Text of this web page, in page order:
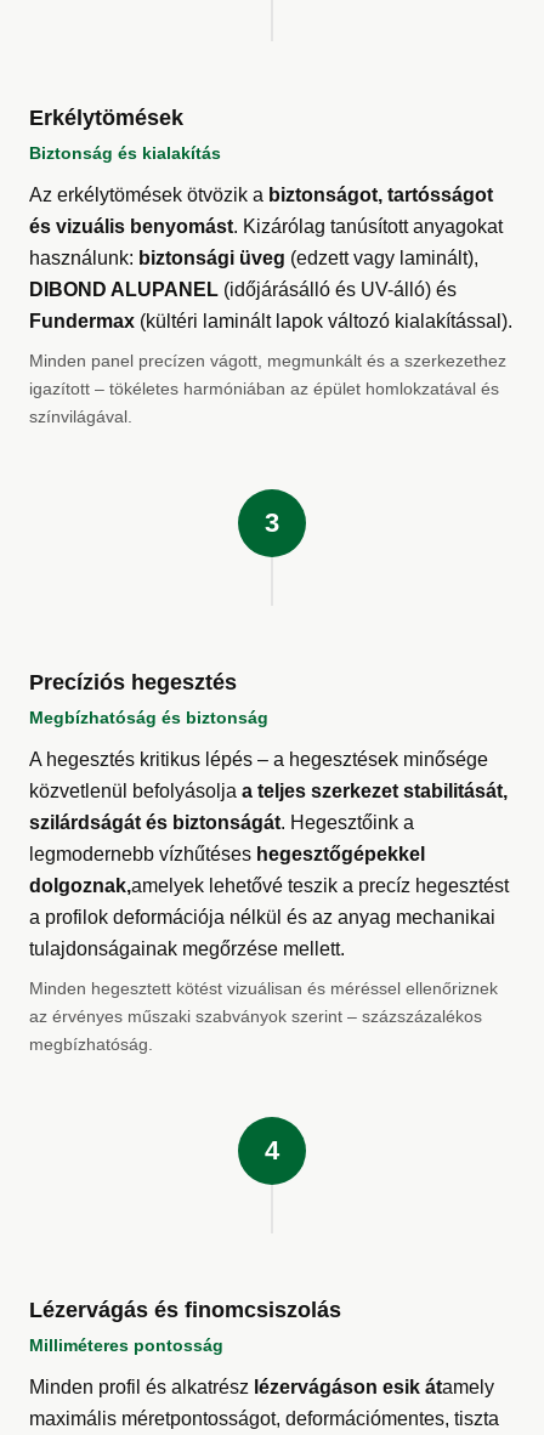
Erkélytömések
Biztonság és kialakítás
Az erkélytömések ötvözik a biztonságot, tartósságot
és vizuális benyomást. Kizárólag tanúsított anyagokat
használunk: biztonsági üveg (edzett vagy laminált),
DIBOND ALUPANEL (időjárásálló és UV-álló) és
Fundermax (kültéri laminált lapok változó kialakítással).
Minden panel precízen vágott, megmunkált és a szerkezethez
igazított – tökéletes harmóniában az épület homlokzatával és
színvilágával.
3
Precíziós hegesztés
Megbízhatóság és biztonság
A hegesztés kritikus lépés – a hegesztések minősége
közvetlenül befolyásolja a teljes szerkezet stabilitását,
szilárdságát és biztonságát. Hegesztőink a
legmodernebb vízhűtéses hegesztőgépekkel
dolgoznak,amelyek lehetővé teszik a precíz hegesztést
a profilok deformációja nélkül és az anyag mechanikai
tulajdonságainak megőrzése mellett.
Minden hegesztett kötést vizuálisan és méréssel ellenőriznek
az érvényes műszaki szabványok szerint – százszázalékos
megbízhatóság.
4
Lézervágás és finomcsiszolás
Milliméteres pontosság
Minden profil és alkatrész lézervágáson esik átamely
maximális méretpontosságot, deformációmentes, tiszta